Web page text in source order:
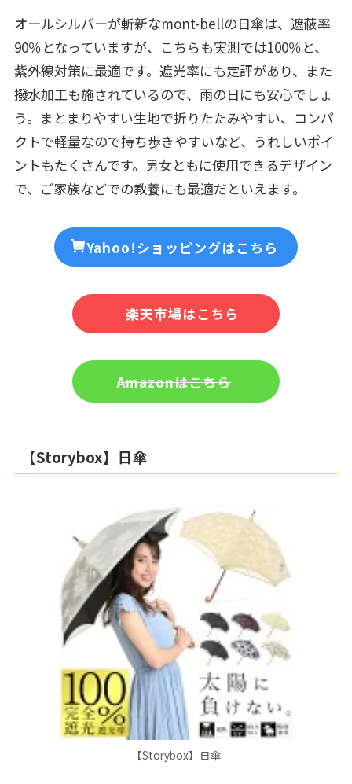
オールシルバーが斬新なmont-bellの日傘は、遮蔽率
90％となっていますが、こちらも実測では100％と、
紫外線対策に最適です。遮光率にも定評があり、また
撥水加工も施されているので、雨の日にも安心でしょ
う。まとまりやすい生地で折りたたみやすい、コンパ
クトで軽量なので持ち歩きやすいなど、うれしいポイ
ントもたくさんです。男女ともに使用できるデザイン
で、ご家族などでの教養にも最適だといえます。
Yahoo!ショッピングはこちら
楽天市場はこちら
Amazonはこちら
【Storybox】日傘
【Storybox】日傘